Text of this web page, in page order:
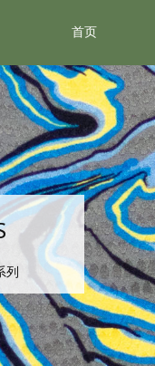
首页
列